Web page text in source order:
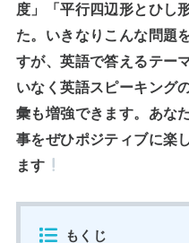
度」「平行四辺形とひし
た。いきなりこんな問題
すが、英語で答えるテー
いなく英語スピーキング
彙も増強できます。あな
事をぜひポジティブに楽
ます
もくじ